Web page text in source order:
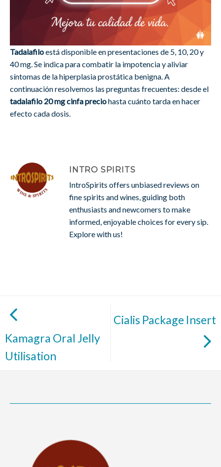
Tadalafiloestá disponible en presentaciones de 5, 10, 20 y
40 mg. Se indica para combatir la impotencia y aliviar
síntomas de la hiperplasia prostática benigna. A
continuación resolvemos las preguntas frecuentes: desde el
tadalafilo 20 mg cinfa preciohasta cuánto tarda en hacer
efecto cada dosis.
INTRO SPIRITS
IntroSpirits offers unbiased reviews on
fine spirits and wines, guiding both
enthusiasts and newcomers to make
informed, enjoyable choices for every sip.
Explore with us!
Kamagra Oral Jelly
Utilisation
Cialis Package Insert